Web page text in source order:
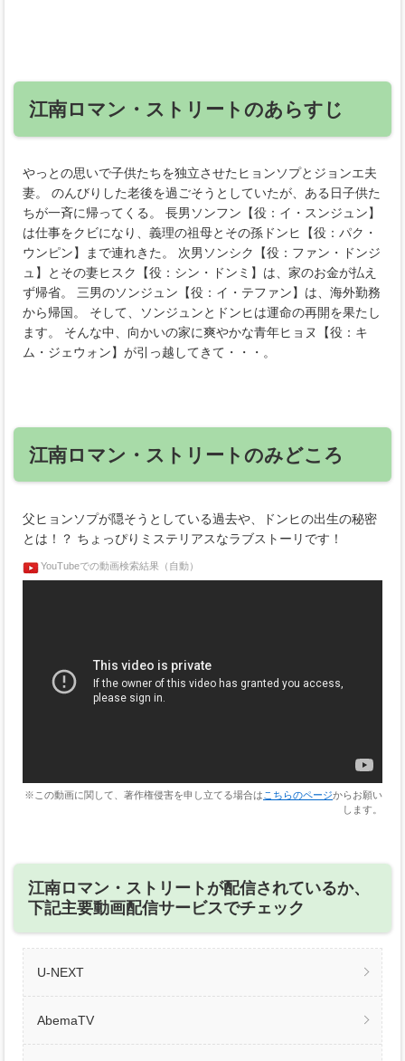
江南ロマン・ストリートのあらすじ
やっとの思いで子供たちを独立させたヒョンソプとジョンエ夫
妻。 のんびりした老後を過ごそうとしていたが、ある日子供た
ちが一斉に帰ってくる。 長男ソンフン【役：イ・スンジュン】
は仕事をクビになり、義理の祖母とその孫ドンヒ【役：パク・
ウンピン】まで連れきた。 次男ソンシク【役：ファン・ドンジ
ュ】とその妻ヒスク【役：シン・ドンミ】は、家のお金が払え
ず帰省。 三男のソンジュン【役：イ・テファン】は、海外勤務
から帰国。 そして、ソンジュンとドンヒは運命の再開を果たし
ます。 そんな中、向かいの家に爽やかな青年ヒョヌ【役：キ
ム・ジェウォン】が引っ越してきて・・・。
江南ロマン・ストリートのみどころ
父ヒョンソプが隠そうとしている過去や、ドンヒの出生の秘密
とは！？ ちょっぴりミステリアスなラブストーリです！
YouTubeでの動画検索結果（自動）
※この動画に関して、著作権侵害を申し立てる場合は こちらのページからお願い
します。
江南ロマン・ストリートが配信されているか、
下記主要動画配信サービスでチェック
U-NEXT
AbemaTV